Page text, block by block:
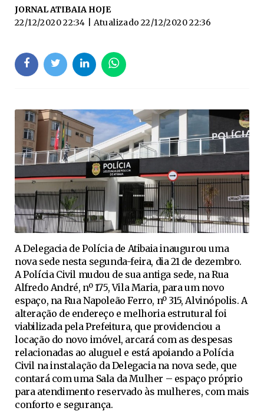
JORNAL ATIBAIA HOJE
22/12/2020 22:34
| Atualizado 22/12/2020 22:36
A Delegacia de Polícia de Atibaia inaugurou uma
nova sede nesta segunda-feira, dia 21 de dezembro.
A Polícia Civil mudou de sua antiga sede, na Rua
Alfredo André, nº 175, Vila Maria, para um novo
espaço, na Rua Napoleão Ferro, nº 315, Alvinópolis. A
alteração de endereço e melhoria estrutural foi
viabilizada pela Prefeitura, que providenciou a
locação do novo imóvel, arcará com as despesas
relacionadas ao aluguel e está apoiando a Polícia
Civil na instalação da Delegacia na nova sede, que
contará com uma Sala da Mulher – espaço próprio
para atendimento reservado às mulheres, com mais
conforto e segurança.